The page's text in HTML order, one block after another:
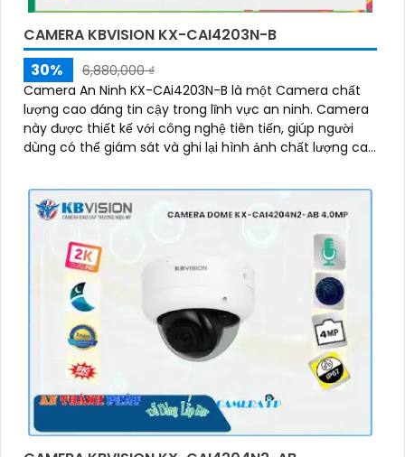
CAMERA KBVISION KX-CAI4203N-B
30%
6,880,000 ₫
Camera An Ninh KX-CAi4203N-B là một Camera chất
lượng cao đáng tin cậy trong lĩnh vực an ninh. Camera
này được thiết kế với công nghệ tiên tiến, giúp người
dùng có thể giám sát và ghi lại hình ảnh chất lượng cao